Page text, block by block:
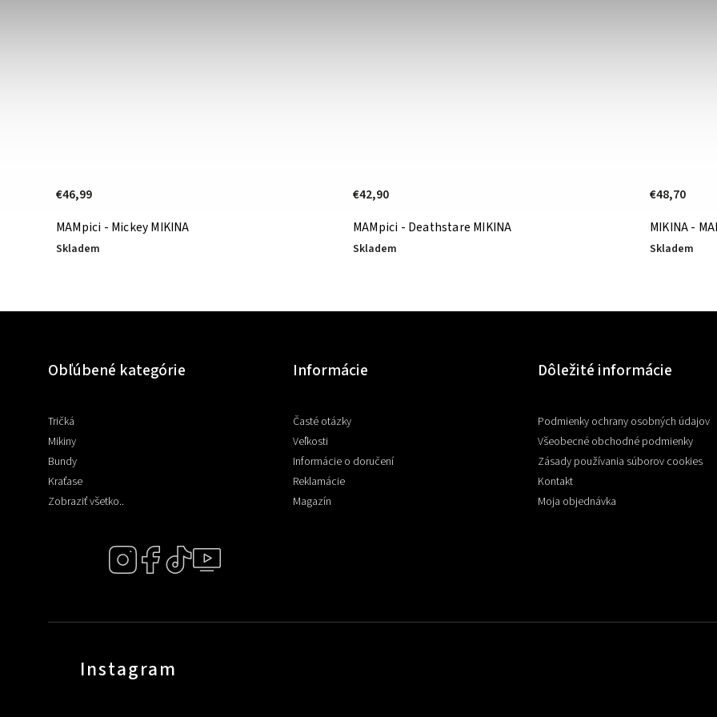
MAMpici - Deathstare MIKINA
Skladem
MIKINA - MAMPIXI
Skladem
Obľúbené kategórie
Tričká
Mikiny
Bundy
Kraťase
Zobraziť všetko..
Informácie
Časté otázky
Veľkosti
Informácie o doručení
Reklamácie
Magazín
Dôležité informácie
Podmienky ochrany osobných údajov
Všeobecné obchodné podmienky
Zásady používania súborov cookies
Kontakt
Moja objednávka
Instagram